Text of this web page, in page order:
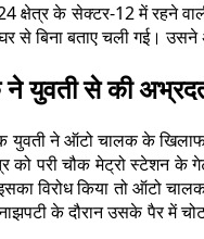
क्षेत्र के सेक्टर-12 में रहने
घर से बिना बताए चली गई।
युवती से की
युवती ने ऑटो चालक के
को परी चौक मेट्रो
विरोध किया तो ऑटो
के दौरान उसके पैर में